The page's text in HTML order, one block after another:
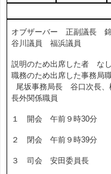
オブザーバー 正副議長
谷川議員 福浜議員
説明のため出席した者 なし
職務のため出席した事務局
尾坂事務局長 谷口次長、
長外関係職員
１ 開会 午前９時30分
２ 閉会 午前９時39分
３ 司会 安田委員長